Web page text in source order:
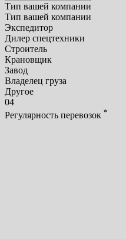
Тип вашей компании
Тип вашей компании
Экспедитор
Дилер спецтехники
Строитель
Крановщик
Завод
Владелец груза
Другое
04
Регулярность перевозок *